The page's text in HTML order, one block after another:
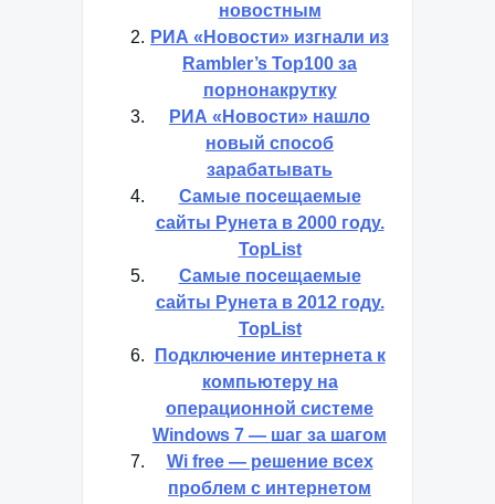
новостным
РИА «Новости» изгнали из
Rambler’s Top100 за
порнонакрутку
РИА «Новости» нашло
новый способ
зарабатывать
Самые посещаемые
сайты Рунета в 2000 году.
TopList
Самые посещаемые
сайты Рунета в 2012 году.
TopList
Подключение интернета к
компьютеру на
операционной системе
Windows 7 — шаг за шагом
Wi free — решение всех
проблем с интернетом